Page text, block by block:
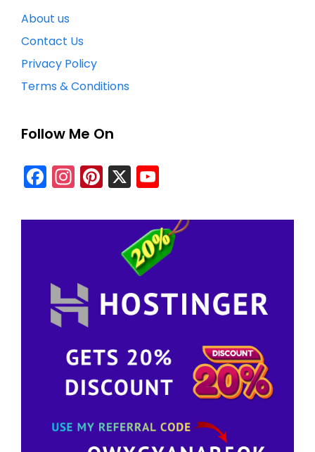
About us
Contact Us
Privacy Policy
Terms & Conditions
Follow Me On
Facebook
Instagram
Pinterest
X